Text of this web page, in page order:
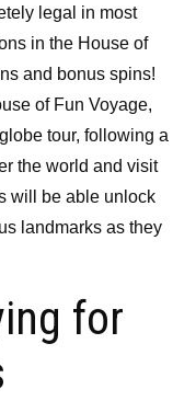
legal in most
in the House of
and bonus spins!
of Fun Voyage,
tour, following a
the world and visit
will be able unlock
landmarks as they
for